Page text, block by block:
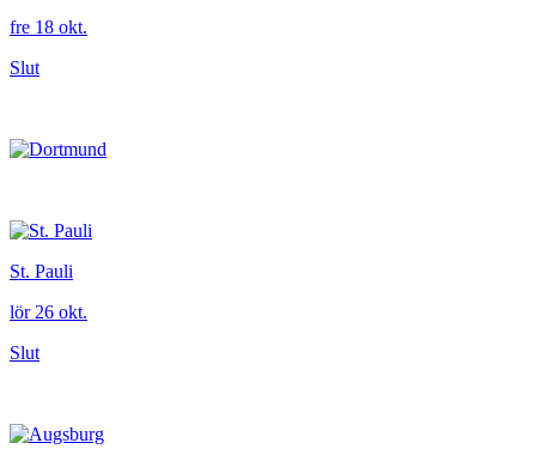
fre 18 okt.
Slut
St. Pauli
lör 26 okt.
Slut